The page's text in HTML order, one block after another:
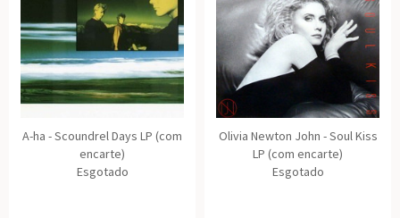
A-ha - Scoundrel Days LP (com
encarte)
Esgotado
Olivia Newton John - Soul Kiss
LP (com encarte)
Esgotado